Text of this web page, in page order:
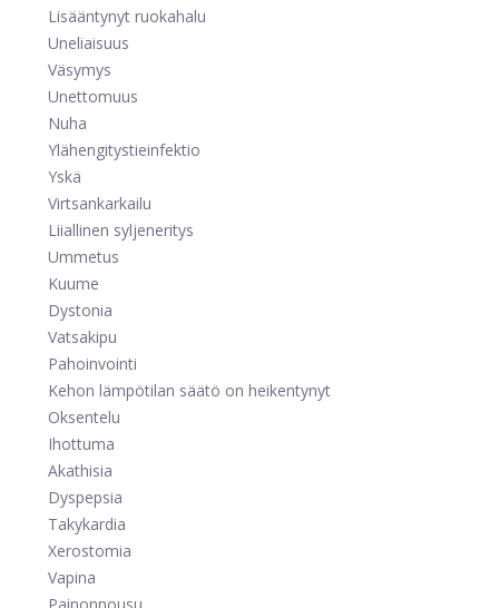
Lisääntynyt ruokahalu
Uneliaisuus
Väsymys
Unettomuus
Nuha
Ylähengitystieinfektio
Yskä
Virtsankarkailu
Liiallinen syljeneritys
Ummetus
Kuume
Dystonia
Vatsakipu
Pahoinvointi
Kehon lämpötilan säätö on heikentynyt
Oksentelu
Ihottuma
Akathisia
Dyspepsia
Takykardia
Xerostomia
Vapina
Painonnousu